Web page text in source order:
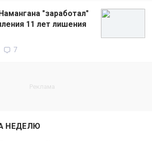
"заработал"
11 лет лишения
7
НЕДЕЛЮ